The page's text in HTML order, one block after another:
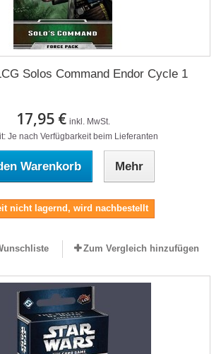
Solos Command Endor Cycle 1
17,95 € inkl. MwSt.
Je nach Verfügbarkeit beim Lieferanten
Warenkorb Mehr
nicht lagernd, wird nachbestellt
Zum Vergleich hinzufügen